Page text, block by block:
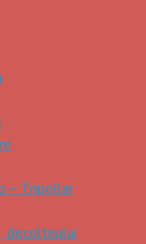
– Tripollar
decolteului